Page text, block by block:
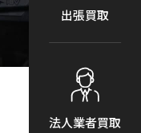
出張買取
法人業者買取